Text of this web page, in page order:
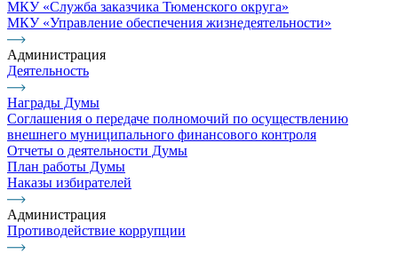
МКУ «Служба заказчика Тюменского округа»
МКУ «Управление обеспечения жизнедеятельности»
Администрация
Деятельность
Награды Думы
Соглашения о передаче полномочий по осуществлению
внешнего муниципального финансового контроля
Отчеты о деятельности Думы
План работы Думы
Наказы избирателей
Администрация
Противодействие коррупции